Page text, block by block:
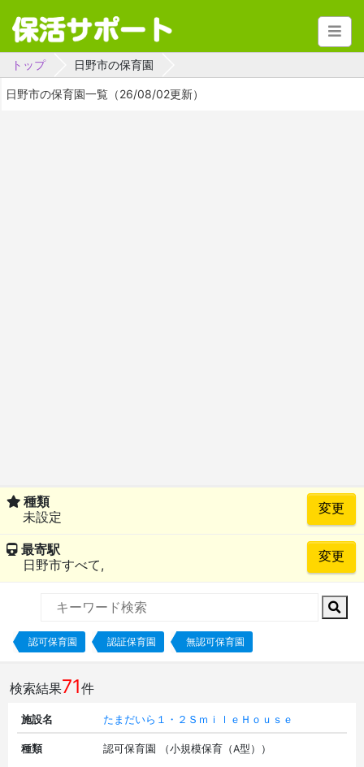
トップ 日野市の保育園
日野市の保育園一覧（26/08/02更新）
種類
未設定
最寄駅
日野市すべて,
認可保育園 認証保育園 無認可保育園
検索結果71件
施設名 たまだいら１・２ＳｍｉｌｅＨｏｕｓｅ
種類 認可保育園 （小規模保育（A型））